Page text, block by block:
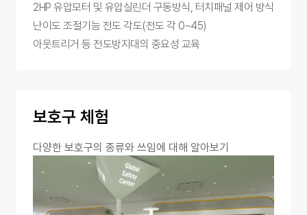
2HP 유압모터 및 유압실린더 구동방식, 터치패널 제어 방식
난이도 조절기능 전도 각도(전도 각 0~45)
아웃트리거 등 전도방지대의 중요성 교육
보호구 체험
다양한 보호구의 종류와 쓰임에 대해 알아보기